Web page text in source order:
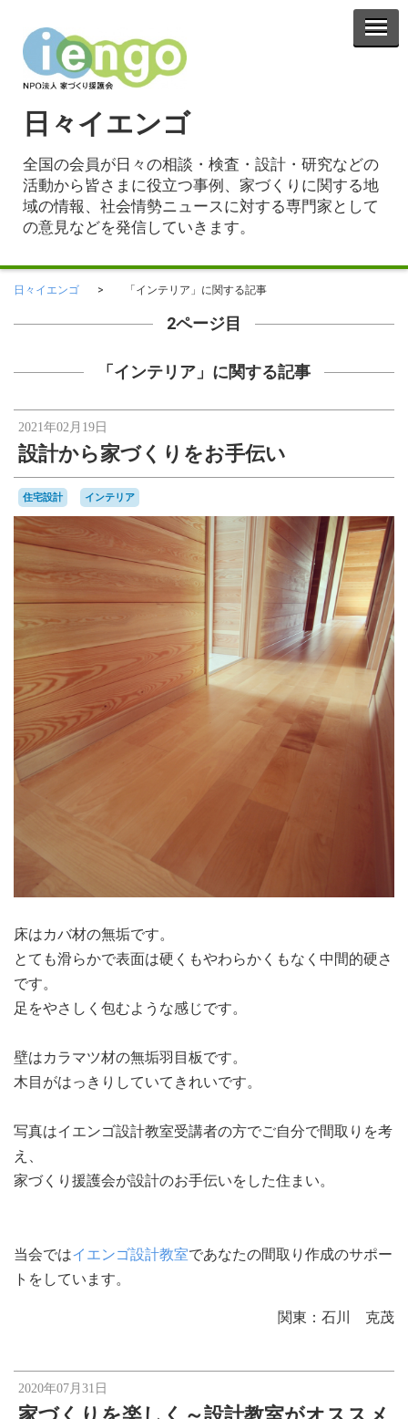
日々イエンゴ
全国の会員が日々の相談・検査・設計・研究などの
活動から皆さまに役立つ事例、家づくりに関する地
域の情報、社会情勢ニュースに対する専門家として
の意見などを発信していきます。
日々イエンゴ 「インテリア」に関する記事
2ページ目
「インテリア」に関する記事
2021年02月19日
設計から家づくりをお手伝い
住宅設計 インテリア
床はカバ材の無垢です。
とても滑らかで表面は硬くもやわらかくもなく中間的硬さ
です。
足をやさしく包むような感じです。
壁はカラマツ材の無垢羽目板です。
木目がはっきりしていてきれいです。
写真はイエンゴ設計教室受講者の方でご自分で間取りを考
え、
家づくり援護会が設計のお手伝いをした住まい。
当会ではイエンゴ設計教室であなたの間取り作成のサポー
トをしています。
関東：石川 克茂
2020年07月31日